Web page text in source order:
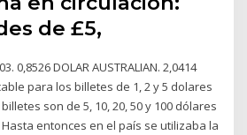
de £5,
0,8526 DOLAR AUSTRALIAN. 2,0414
para los billetes de 1, 2 y 5 dolares
son de 5, 10, 20, 50 y 100 dólares
entonces en el país se utilizaba la